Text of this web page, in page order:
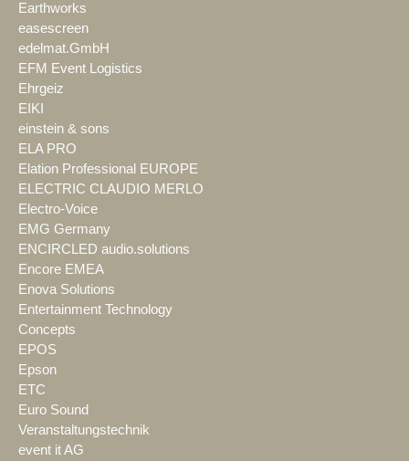
Earthworks
easescreen
edelmat.GmbH
EFM Event Logistics
Ehrgeiz
EIKI
einstein & sons
ELA PRO
Elation Professional EUROPE
ELECTRIC CLAUDIO MERLO
Electro-Voice
EMG Germany
ENCIRCLED audio.solutions
Encore EMEA
Enova Solutions
Entertainment Technology
Concepts
EPOS
Epson
ETC
Euro Sound
Veranstaltungstechnik
event it AG